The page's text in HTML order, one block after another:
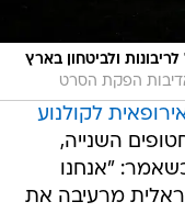
ולביטחון בארץ
הפקת הסרט
לקולנוע
השנייה,
"אנחנו
מרעיבה את